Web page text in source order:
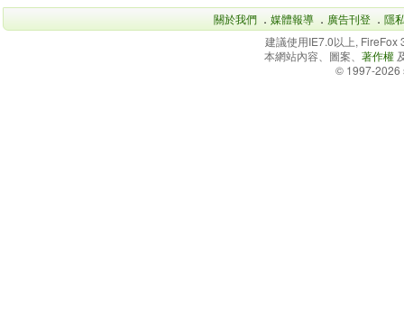
關於我們 ． 媒體報導 ． 廣告刊登 ． 隱
建議使用IE7.0以上,
本網站內容、圖案、 著作權
© 1997-2026